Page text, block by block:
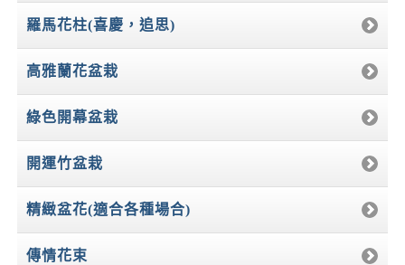
羅馬花柱(喜慶，追思)
高雅蘭花盆栽
綠色開幕盆栽
開運竹盆栽
精緻盆花(適合各種場合)
傳情花束